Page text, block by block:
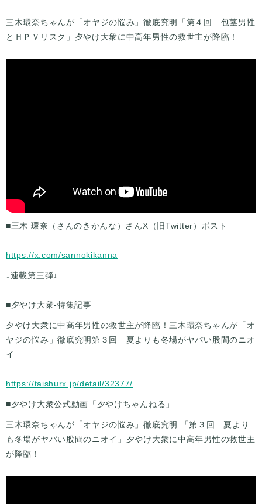
三木環奈ちゃんが「オヤジの悩み」徹底究明「第４回 包茎男性
とＨＰＶリスク」夕やけ大衆に中高年男性の救世主が降臨！
■三木 環奈（さんのきかんな）さんX（旧Twitter）ポスト
https://x.com/sannokikanna
↓連載第三弾↓
■夕やけ大衆-特集記事
夕やけ大衆に中高年男性の救世主が降臨！三木環奈ちゃんが「オ
ヤジの悩み」徹底究明第３回 夏よりも冬場がヤバい股間のニオ
イ
https://taishurx.jp/detail/32377/
■夕やけ大衆公式動画「夕やけちゃんねる」
三木環奈ちゃんが「オヤジの悩み」徹底究明 「第３回 夏より
も冬場がヤバい股間のニオイ」夕やけ大衆に中高年男性の救世主
が降臨！